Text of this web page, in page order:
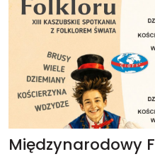
Międzynarodowy